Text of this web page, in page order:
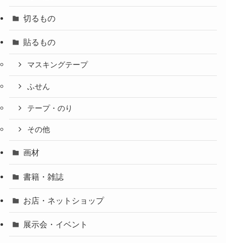
切るもの
貼るもの
マスキングテープ
ふせん
テープ・のり
その他
画材
書籍・雑誌
お店・ネットショップ
展示会・イベント